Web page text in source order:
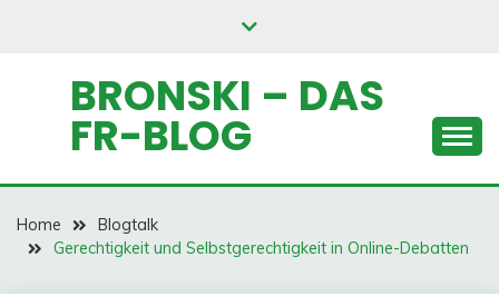
BRONSKI – DAS
FR-BLOG
Home
Blogtalk
Gerechtigkeit und Selbstgerechtigkeit in Online-Debatten